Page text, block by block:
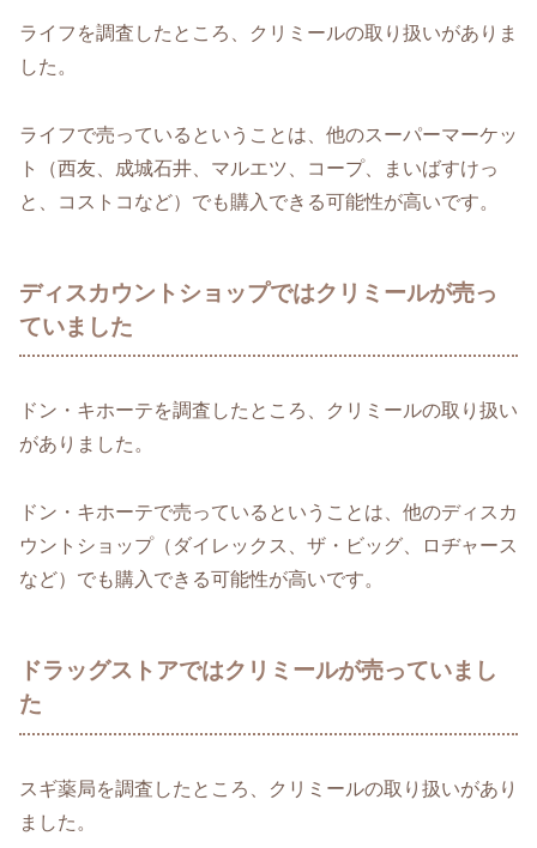
ライフを調査したところ、クリミールの取り扱いがありま
した。
ライフで売っているということは、他のスーパーマーケッ
ト（西友、成城石井、マルエツ、コープ、まいばすけっ
と、コストコなど）でも購入できる可能性が高いです。
ディスカウントショップではクリミールが売っ
ていました
ドン・キホーテを調査したところ、クリミールの取り扱い
がありました。
ドン・キホーテで売っているということは、他のディスカ
ウントショップ（ダイレックス、ザ・ビッグ、ロヂャース
など）でも購入できる可能性が高いです。
ドラッグストアではクリミールが売っていまし
た
スギ薬局を調査したところ、クリミールの取り扱いがあり
ました。